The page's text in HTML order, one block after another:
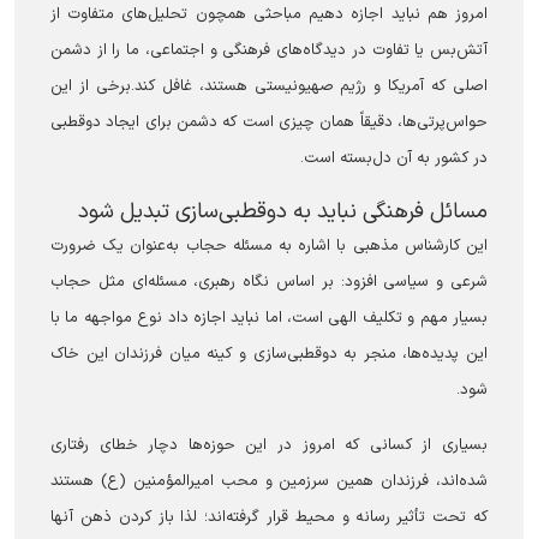
امروز هم نباید اجازه دهیم مباحثی همچون تحلیل‌های متفاوت از
آتش‌بس یا تفاوت در دیدگاه‌های فرهنگی و اجتماعی، ما را از دشمن
اصلی که آمریکا و رژیم صهیونیستی هستند، غافل کند.برخی از این
حواس‌پرتی‌ها، دقیقاً همان چیزی است که دشمن برای ایجاد دوقطبی
در کشور به آن دل‌بسته است.
مسائل فرهنگی نباید به دوقطبی‌سازی تبدیل شود
این کارشناس مذهبی با اشاره به مسئله حجاب به‌عنوان یک ضرورت
شرعی و سیاسی افزود: بر اساس نگاه رهبری، مسئله‌ای مثل حجاب
بسیار مهم و تکلیف الهی است، اما نباید اجازه داد نوع مواجهه ما با
این پدیده‌ها، منجر به دوقطبی‌سازی و کینه میان فرزندان این خاک
شود.
بسیاری از کسانی که امروز در این حوزه‌ها دچار خطای رفتاری
شده‌اند، فرزندان همین سرزمین و محب امیرالمؤمنین (ع) هستند
که تحت تأثیر رسانه و محیط قرار گرفته‌اند؛ لذا باز کردن ذهن آنها